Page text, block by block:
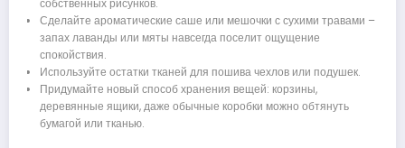
собственных рисунков.
Сделайте ароматические саше или мешочки с сухими травами –
запах лаванды или мяты навсегда поселит ощущение
спокойствия.
Используйте остатки тканей для пошива чехлов или подушек.
Придумайте новый способ хранения вещей: корзины,
деревянные ящики, даже обычные коробки можно обтянуть
бумагой или тканью.